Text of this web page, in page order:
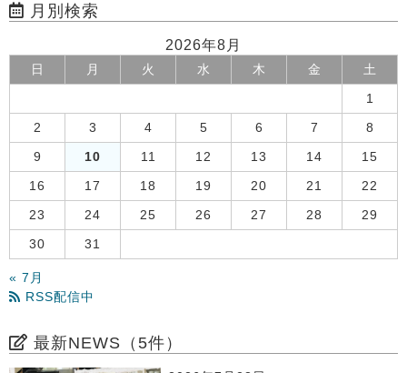
月別検索
2026年8月
日 月 火 水 木 金 土
1
2 3 4 5 6 7 8
9 10 11 12 13 14 15
16 17 18 19 20 21 22
23 24 25 26 27 28 29
30 31
« 7月
RSS配信中
最新NEWS（5件）